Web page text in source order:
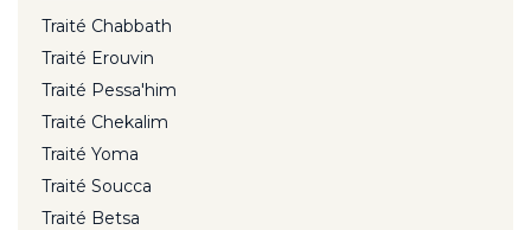
Traité Chabbath
Traité Erouvin
Traité Pessa'him
Traité Chekalim
Traité Yoma
Traité Soucca
Traité Betsa